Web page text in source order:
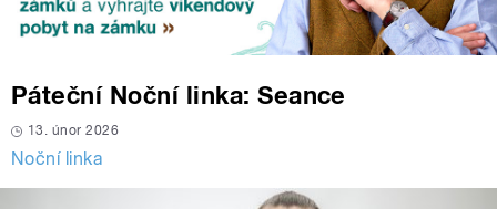
Páteční Noční linka: Seance
13. únor 2026
Noční linka